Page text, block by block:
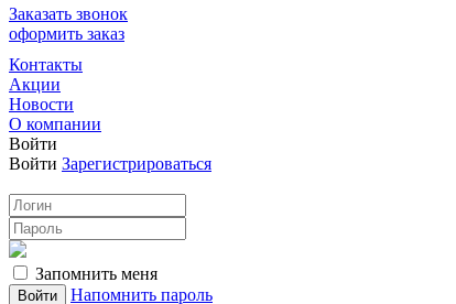
Заказать звонок
оформить заказ
Контакты
Акции
Новости
О компании
Войти
Войти Зарегистрироваться
Запомнить меня
Напомнить пароль